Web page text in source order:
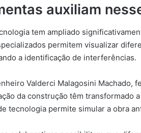
auxiliam
tem ampliado
permitem visualizar
a identificação de interferências.
Valderci Malagosini Machado,
da construção têm transformado
tecnologia permite simular a obra